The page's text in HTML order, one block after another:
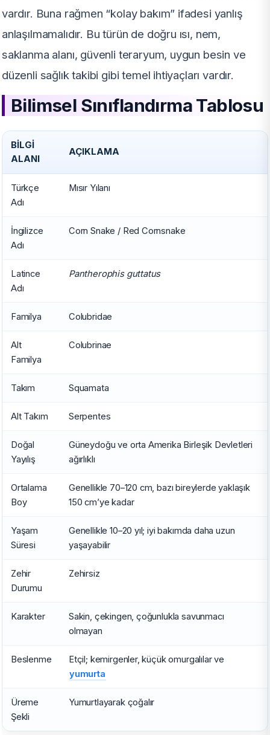
vardır. Buna rağmen “kolay bakım” ifadesi yanlış
anlaşılmamalıdır. Bu türün de doğru ısı, nem,
saklanma alanı, güvenli teraryum, uygun besin ve
düzenli sağlık takibi gibi temel ihtiyaçları vardır.
Bilimsel Sınıflandırma Tablosu
BILGI
ALANI
AÇIKLAMA
Türkçe
Adı
Mısır Yılanı
İngilizce
Adı
Corn Snake / Red Cornsnake
Latince
Adı
Pantherophis guttatus
Familya Colubridae
Alt
Familya
Colubrinae
Takım Squamata
Alt Takım Serpentes
Doğal
Yayılış
Güneydoğu ve orta Amerika Birleşik Devletleri
ağırlıklı
Ortalama
Boy
Genellikle 70–120 cm, bazı bireylerde yaklaşık
150 cm’ye kadar
Yaşam
Süresi
Genellikle 10–20 yıl; iyi bakımda daha uzun
yaşayabilir
Zehir
Durumu
Zehirsiz
Karakter
Sakin, çekingen, çoğunlukla savunmacı
olmayan
Beslenme
Etçil; kemirgenler, küçük omurgalılar ve
yumurta
Üreme
Şekli
Yumurtlayarak çoğalır